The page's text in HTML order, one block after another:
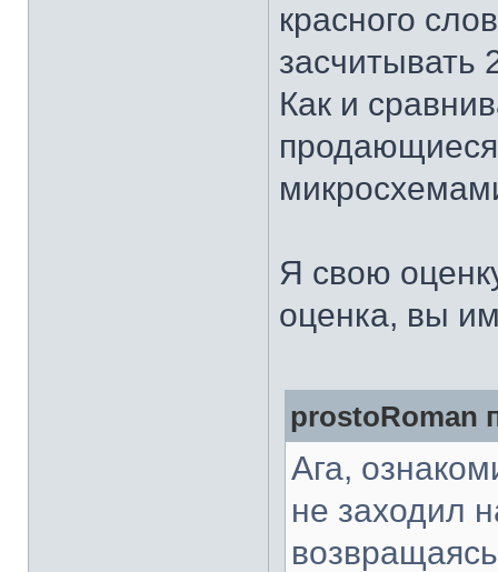
красного
засчитывать
Как и
Я свою
оценка, вы
prostoRoman
Ага,
не заходил